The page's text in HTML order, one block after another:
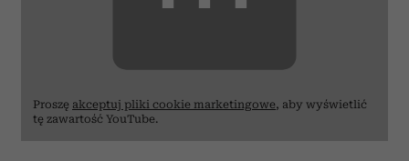
Proszę akceptuj pliki cookie marketingowe, aby wyświetlić
tę zawartość YouTube.